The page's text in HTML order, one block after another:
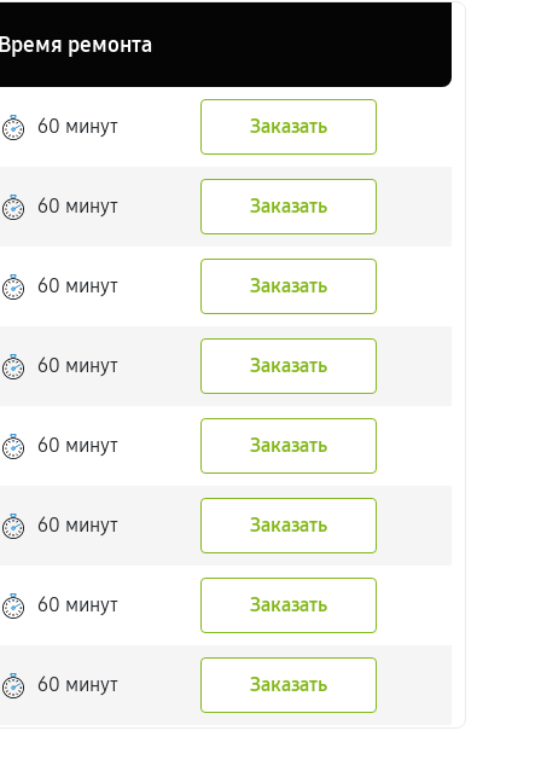
Время ремонта
60 минут Заказать
60 минут Заказать
60 минут Заказать
60 минут Заказать
60 минут Заказать
60 минут Заказать
60 минут Заказать
60 минут Заказать